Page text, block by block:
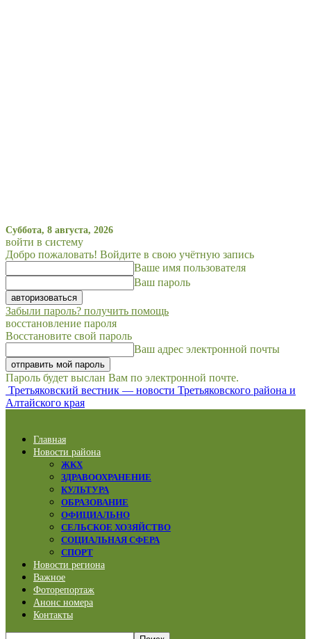
Суббота, 8 августа, 2026
войти в систему
Добро пожаловать! Войдите в свою учётную запись
Ваше имя пользователя
Ваш пароль
Забыли пароль? получить помощь
восстановление пароля
Восстановите свой пароль
Ваш адрес электронной почты
Пароль будет выслан Вам по электронной почте.
Третьяковский вестник — новости Третьяковского района и
Алтайского края
Главная
Новости района
ЖКХ
ЗДРАВООХРАНЕНИЕ
КУЛЬТУРА
ОБРАЗОВАНИЕ
ОФИЦИАЛЬНО
СЕЛЬСКОЕ ХОЗЯЙСТВО
СОЦИАЛЬНАЯ СФЕРА
СПОРТ
Новости региона
Важное
Фоторепортаж
Анонс номера
Контакты